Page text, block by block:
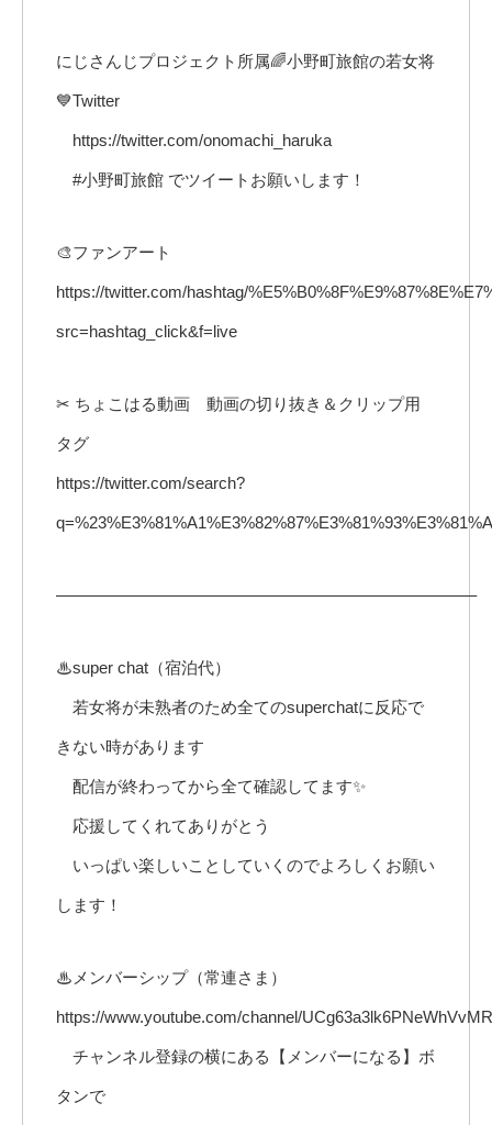
にじさんじプロジェクト所属🌈小野町旅館の若女将
💙Twitter
https://twitter.com/onomachi_haruka
#小野町旅館 でツイートお願いします！
🎨ファンアート
https://twitter.com/hashtag/
src=hashtag_click&f=live
✂ ちょこはる動画 動画の切り抜き＆クリップ用
タグ
https://twitter.com/search?
—————————————————————————–
♨super chat（宿泊代）
若女将が未熟者のため全てのsuperchatに反応で
きない時があります
配信が終わってから全て確認してます✨
応援してくれてありがとう
いっぱい楽しいことしていくのでよろしくお願い
します！
♨メンバーシップ（常連さま）
https://www.youtube.com/channel/
チャンネル登録の横にある【メンバーになる】ボ
タンで